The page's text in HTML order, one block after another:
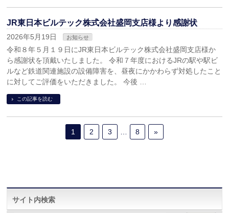
JR東日本ビルテック株式会社盛岡支店様より感謝状
2026年5月19日 お知らせ
令和８年５月１９日にJR東日本ビルテック株式会社盛岡支店様か
ら感謝状を頂戴いたしました。 令和７年度におけるJRの駅や駅ビ
ルなど鉄道関連施設の設備障害を、昼夜にかかわらず対処したこと
に対してご評価をいただきました。 今後 …
この記事を読む
1 2 3 8 »
サイト内検索